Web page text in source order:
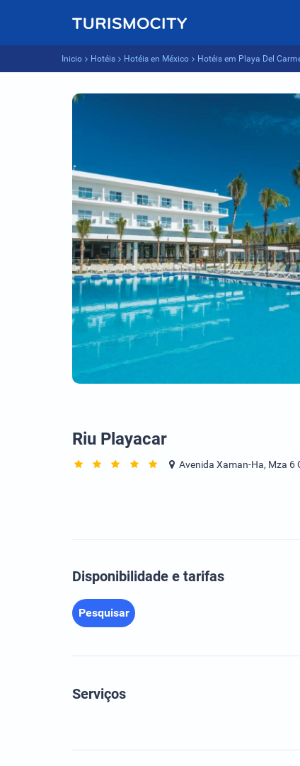
Inicio Hotéis Hotéis en México Hotéis em Playa Del
Riu Playacar
Avenida Xaman-Ha, Mza 6
Disponibilidade e tarifas
Pesquisar
Serviços